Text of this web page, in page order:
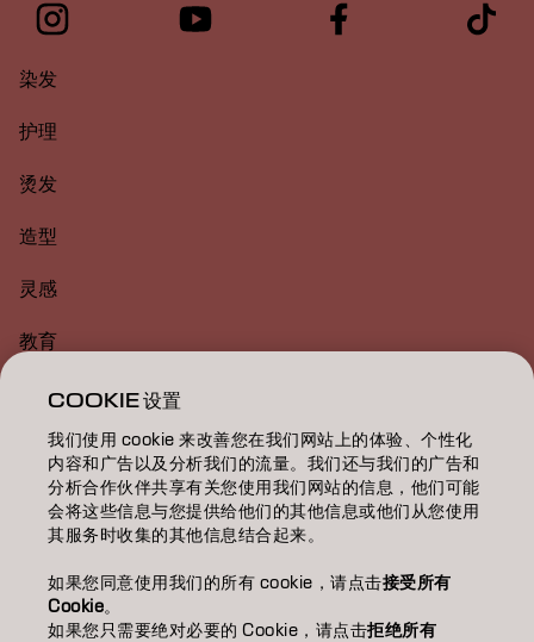
染发
护理
烫发
造型
灵感
教育
关于
美发沙龙查找
成为合作伙伴
联系我们
COOKIE 设置
我们使用 cookie 来改善您在我们网站上的体验、个性化
内容和广告以及分析我们的流量。我们还与我们的广告和
分析合作伙伴共享有关您使用我们网站的信息，他们可能
会将这些信息与您提供给他们的其他信息或他们从您使用
其服务时收集的其他信息结合起来。
如果您同意使用我们的所有 cookie，请点击接受所有
Cookie。
如果您只需要绝对必要的 Cookie，请点击拒绝所有